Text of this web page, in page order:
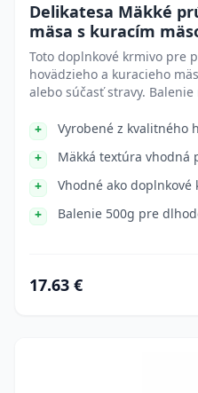
Delikatesa Mäkké
mäsa s kuracím
Toto doplnkové krmivo pre
hovädzieho a kuracieho
alebo súčasť stravy.
Vyrobené z kvalitného
Mäkká textúra vhodná
Vhodné ako
Balenie 500g pre
17.63 €